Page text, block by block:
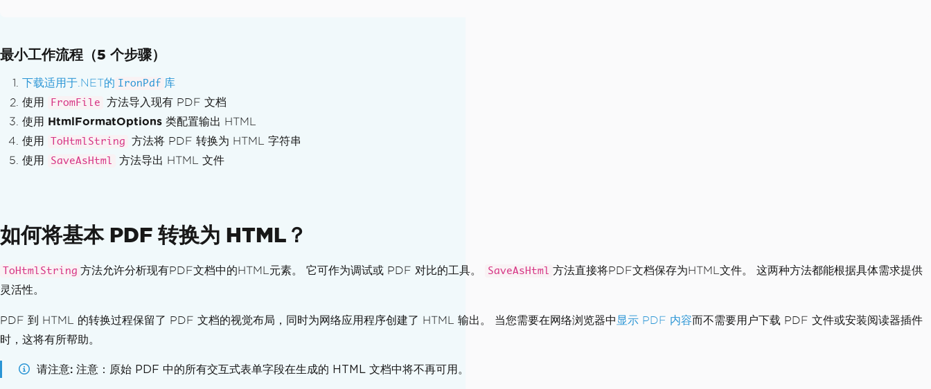
在 C# 中解析 PDF
编辑文本和区域
在PDF中替换文本
增强 PDF 设计
添加和编辑注释
添加文字和图像
画线和矩形
旋转文本和页面
组织 PDF
合并或拆分 PDF
拆分多页 PDF
补充组织
最小工作流程（5 个步骤）
下载适用于.NET的 IronPdf 库
使用
FromFile
方法导入现有 PDF 文档
使用 HtmlFormatOptions 类配置输出 HTML
使用
ToHtmlString
方法将 PDF 转换为 HTML 字符串
使用
SaveAsHtml 方法导出 HTML 文件
如何将基本 PDF 转换为 HTML？
ToHtmlString 方法允许分析现有PDF文档中的HTML元素。 它可作为调试或 PDF 对比的工具。 SaveAsHtml 方法直接将PDF文档保存为HTML文件。 这两种方法都能根据具体需求提供
灵活性。
PDF 到 HTML 的转换过程保留了 PDF 文档的视觉布局，同时为网络应用程序创建了 HTML 输出。 当您需要在网络浏览器中 显示 PDF 内容而不需要用户下载 PDF 文件或安装阅读器插件
时，这将有所帮助。
请注意 注意：原始 PDF 中的所有交互式表单字段在生成的 HTML 文档中将不再可用。